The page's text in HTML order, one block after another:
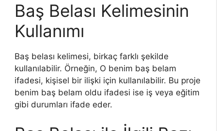
Baş Belası Kelimesinin
Kullanımı
Baş belası kelimesi, birkaç farklı şekilde
kullanılabilir. Örneğin, O benim baş belam
ifadesi, kişisel bir ilişki için kullanılabilir. Bu proje
benim baş belam oldu ifadesi ise iş veya eğitim
gibi durumları ifade eder.